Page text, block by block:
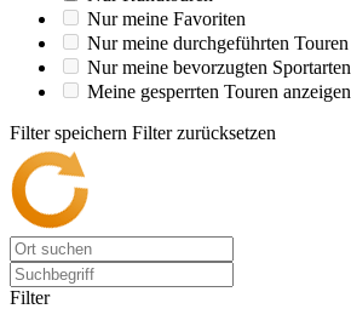
Nur meine Favoriten
Nur meine durchgeführten Touren
Nur meine bevorzugten Sportarten
Meine gesperrten Touren anzeigen
Filter speichern Filter zurücksetzen
Filter